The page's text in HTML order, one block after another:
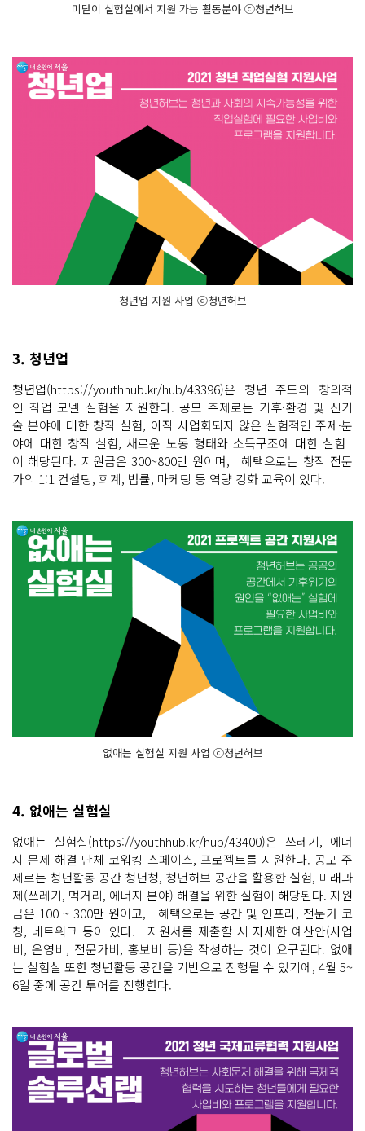
미닫이 실험실에서 지원 가능 활동분야 ⓒ청년허브
청년업 지원 사업 ⓒ청년허브
3. 청년업
청년업(https://youthhub.kr/hub/43396)은 청년 주도의 창의적
인 직업 모델 실험을 지원한다. 공모 주제로는 기후·환경 및 신기
술 분야에 대한 창직 실험, 아직 사업화되지 않은 실험적인 주제·분
야에 대한 창직 실험, 새로운 노동 형태와 소득구조에 대한 실험
이 해당된다. 지원금은 300~800만 원이며, 혜택으로는 창직 전문
가의 1:1 컨설팅, 회계, 법률, 마케팅 등 역량 강화 교육이 있다.
없애는 실험실 지원 사업 ⓒ청년허브
4. 없애는 실험실
없애는 실험실(https://youthhub.kr/hub/43400)은 쓰레기, 에너
지 문제 해결 단체 코워킹 스페이스, 프로젝트를 지원한다. 공모 주
제로는 청년활동 공간 청년청, 청년허브 공간을 활용한 실험, 미래과
제(쓰레기, 먹거리, 에너지 분야) 해결을 위한 실험이 해당된다. 지원
금은 100 ~ 300만 원이고, 혜택으로는 공간 및 인프라, 전문가 코
칭, 네트워크 등이 있다. 지원서를 제출할 시 자세한 예산안(사업
비, 운영비, 전문가비, 홍보비 등)을 작성하는 것이 요구된다. 없애
는 실험실 또한 청년활동 공간을 기반으로 진행될 수 있기에, 4월 5~
6일 중에 공간 투어를 진행한다.